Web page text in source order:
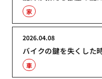
家
バイクの鍵を失くした
2026.04.08
車